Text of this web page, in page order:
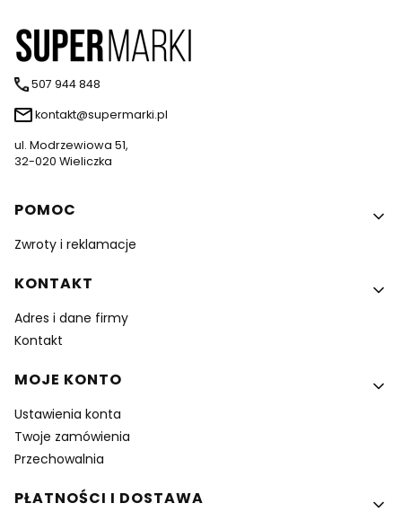
507 944 848
kontakt@supermarki.pl
ul. Modrzewiowa 51,
32-020 Wieliczka
Linki w stopce
POMOC
Zwroty i reklamacje
KONTAKT
Adres i dane firmy
Kontakt
MOJE KONTO
Ustawienia konta
Twoje zamówienia
Przechowalnia
PŁATNOŚCI I DOSTAWA